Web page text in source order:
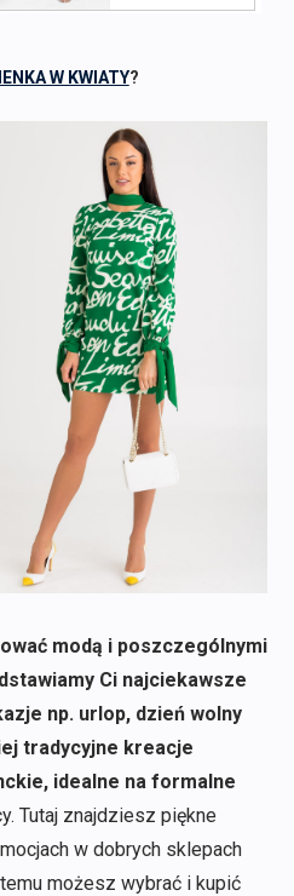
W KWIATY?
modą i poszczególnymi
Ci najciekawsze
np. urlop, dzień wolny
tradycyjne kreacje
idealne na formalne
Tutaj znajdziesz piękne
w dobrych sklepach
możesz wybrać i kupić